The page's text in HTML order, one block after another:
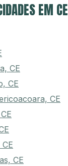
EM CE
CE
CE
CE
CE